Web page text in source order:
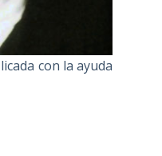
con la ayuda